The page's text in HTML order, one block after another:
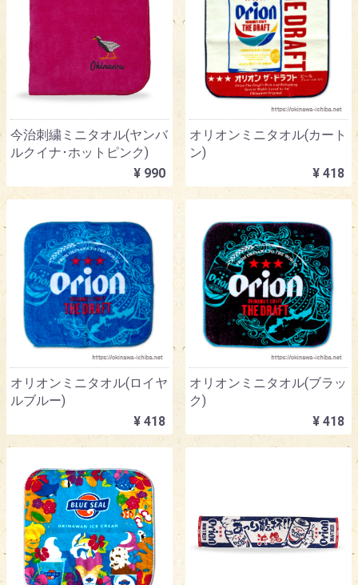
今治刺繍ミニタオル(ヤンバ
ルクイナ･ホットピンク)
¥ 990
オリオンミニタオル(カート
ン)
¥ 418
オリオンミニタオル(ロイヤ
ルブルー)
¥ 418
オリオンミニタオル(ブラッ
ク)
¥ 418